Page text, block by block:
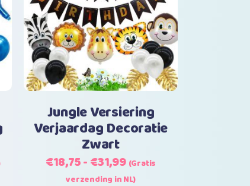
Opties selecteren
Dit
product
heeft
meerdere
variaties.
Deze
gekozen
Jungle Versiering
Verjaardag Decoratie
Zwart
€18,75-€31,99Prijsklasse:
€18,75
(Gratis
verzending in NL)